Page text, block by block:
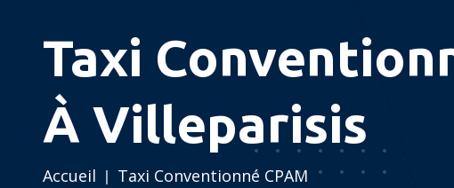
Taxi
À Villeparisis
Accueil Taxi Conventionné CPAM